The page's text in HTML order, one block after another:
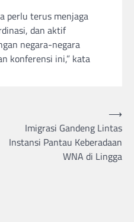
perlu terus menjaga
dan aktif
negara-negara
konferensi ini,” kata
Imigrasi Gandeng Lintas
Instansi Pantau Keberadaan
WNA di Lingga
⟶